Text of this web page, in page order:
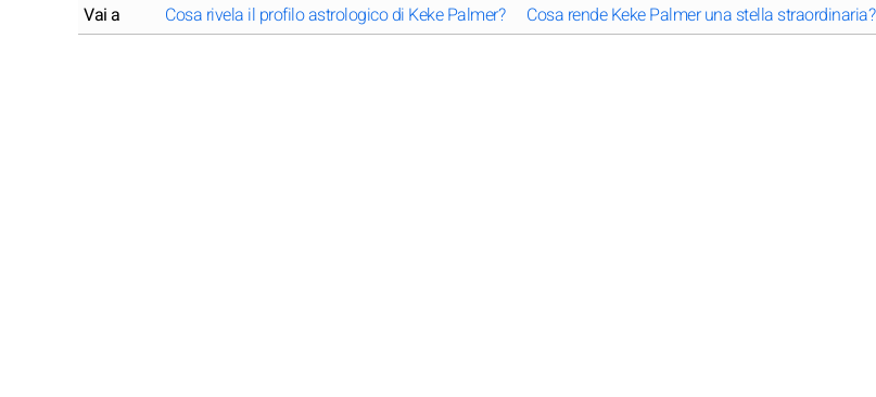
Vai a Cosa rivela il profilo astrologico di Keke Palmer? Cosa rende Keke Palmer una stella straordinaria?